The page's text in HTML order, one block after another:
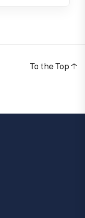
To the Top ↑